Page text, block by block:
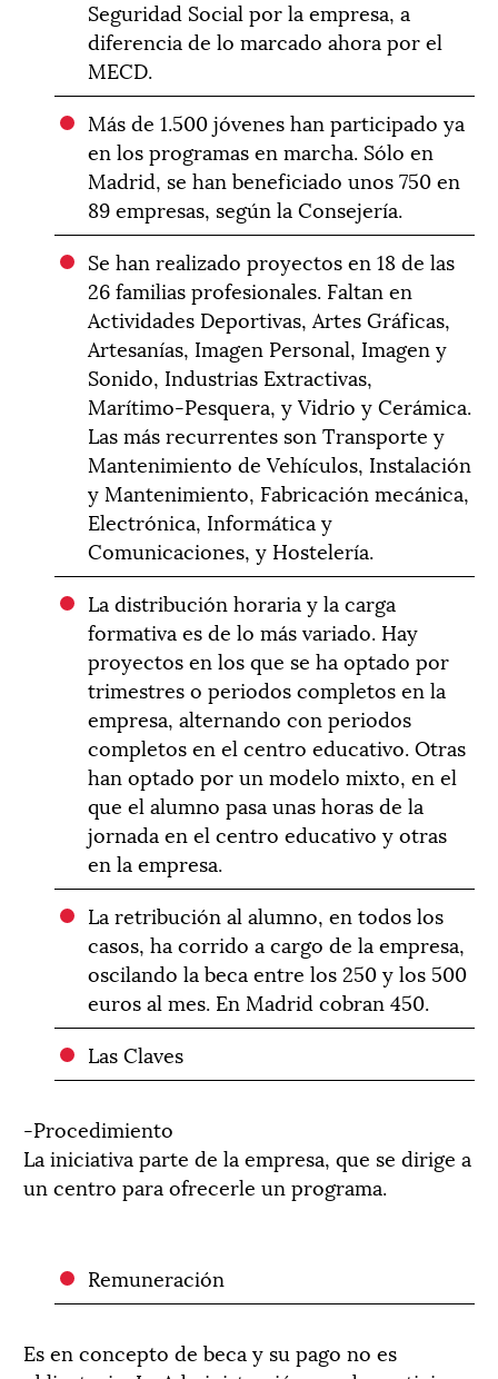
Seguridad Social por la empresa, a
diferencia de lo marcado ahora por el
MECD.
Más de 1.500 jóvenes han participado ya
en los programas en marcha. Sólo en
Madrid, se han beneficiado unos 750 en
89 empresas, según la Consejería.
Se han realizado proyectos en 18 de las
26 familias profesionales. Faltan en
Actividades Deportivas, Artes Gráficas,
Artesanías, Imagen Personal, Imagen y
Sonido, Industrias Extractivas,
Marítimo-Pesquera, y Vidrio y Cerámica.
Las más recurrentes son Transporte y
Mantenimiento de Vehículos, Instalación
y Mantenimiento, Fabricación mecánica,
Electrónica, Informática y
Comunicaciones, y Hostelería.
La distribución horaria y la carga
formativa es de lo más variado. Hay
proyectos en los que se ha optado por
trimestres o periodos completos en la
empresa, alternando con periodos
completos en el centro educativo. Otras
han optado por un modelo mixto, en el
que el alumno pasa unas horas de la
jornada en el centro educativo y otras
en la empresa.
La retribución al alumno, en todos los
casos, ha corrido a cargo de la empresa,
oscilando la beca entre los 250 y los 500
euros al mes. En Madrid cobran 450.
Las Claves
­­­-Procedimiento
La iniciativa parte de la empresa, que se dirige a
un centro para ofrecerle un programa.
Remuneración
Es en concepto de beca y su pago no es